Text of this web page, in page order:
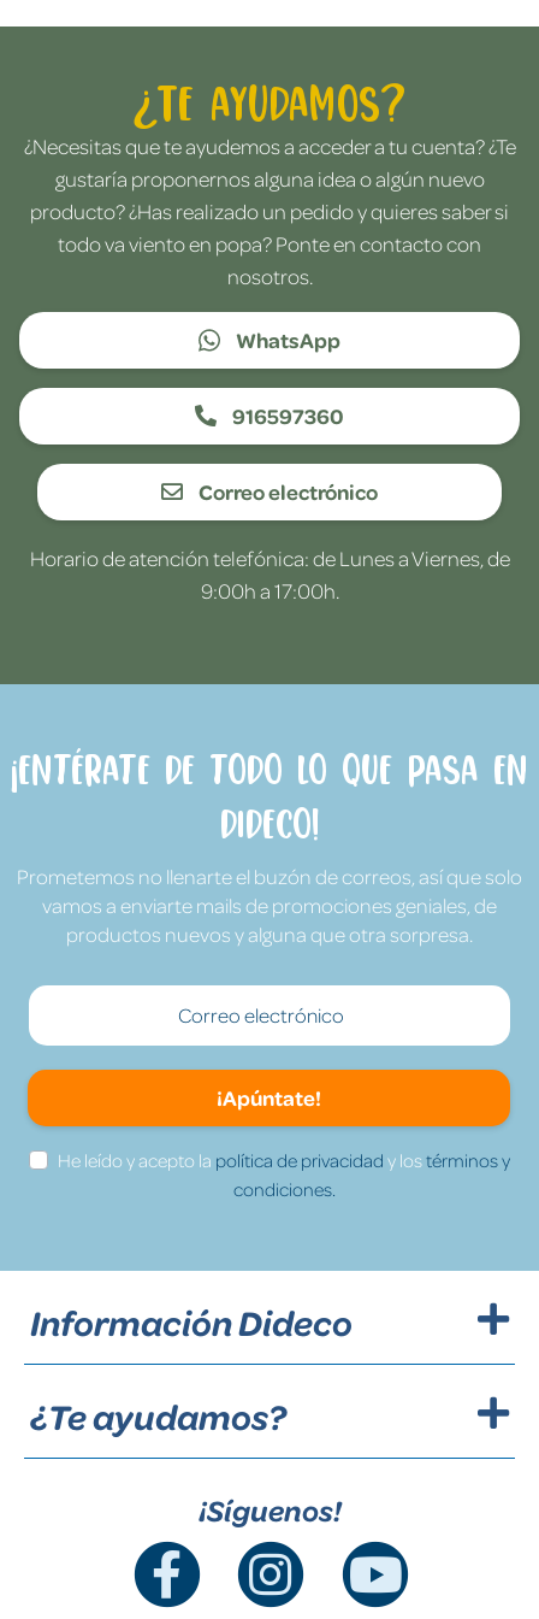
¿Te ayudamos?
¿Necesitas que te ayudemos a acceder a tu cuenta? ¿Te
gustaría proponernos alguna idea o algún nuevo
producto? ¿Has realizado un pedido y quieres saber si
todo va viento en popa? Ponte en contacto con
nosotros.
WhatsApp
916597360
Correo electrónico
Horario de atención telefónica: de Lunes a Viernes, de
9:00h a 17:00h.
¡Entérate de todo lo que pasa en
Dideco!
Prometemos no llenarte el buzón de correos, así que solo
vamos a enviarte mails de promociones geniales, de
productos nuevos y alguna que otra sorpresa.
¡Apúntate!
He leído y acepto la política de privacidad y lostérminos y
condiciones.
Información Dideco
¿Te ayudamos?
¡Síguenos!